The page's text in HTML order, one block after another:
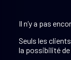
Il n’y a pas
Seuls les
la possibilité